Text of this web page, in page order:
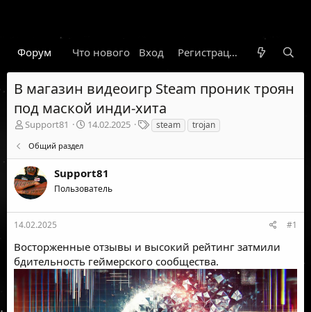
Форум Что нового Гарант Новости
Вход Регистрация
В магазин видеоигр Steam проник троян
под маской инди-хита
А
о
р
т
е
м
ы
Support81
Д
а
н
а
а
14.02.2025
Т
е
и
steam trojan
Общий раздел
Support81
Пользователь
14.02.2025 #1
Восторженные отзывы и высокий рейтинг затмили
бдительность геймерского сообщества.